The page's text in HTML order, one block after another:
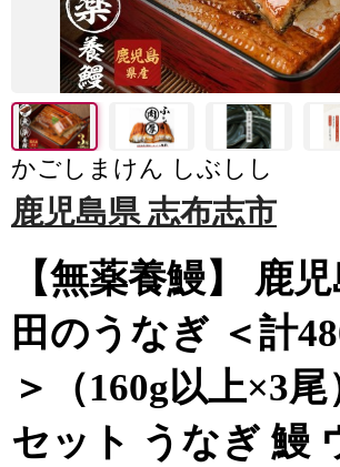
かごしまけん しぶしし
鹿児島県 志布志市
【無薬養鰻】 鹿
田のうなぎ ＜計
＞（160g以上×3
セット うなぎ 鰻